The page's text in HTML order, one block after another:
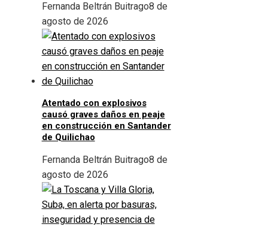
Fernanda Beltrán Buitrago8 de
agosto de 2026
Atentado con explosivos
causó graves daños en peaje
en construcción en Santander
de Quilichao
Fernanda Beltrán Buitrago8 de
agosto de 2026